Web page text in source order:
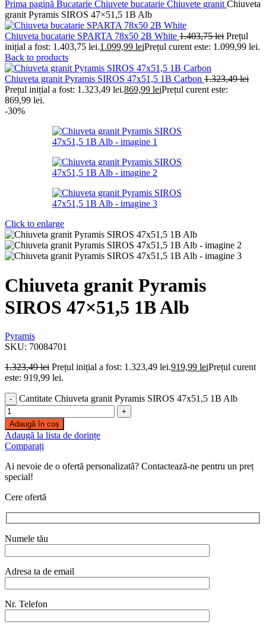
Prima pagină Bucatarie Chiuvete bucatarie Chiuvete granit Chiuveta
granit Pyramis SIROS 47×51,5 1B Alb
Chiuveta bucatarie SPARTA 78x50 2B White 1.403,75lei Prețul
inițial a fost: 1.403,75 lei.1.099,99 leiPrețul curent este: 1.099,99 lei.
Back to products
Chiuveta granit Pyramis SIROS 47x51,5 1B Carbon 1.323,49lei
Prețul inițial a fost: 1.323,49 lei.869,99 leiPrețul curent este:
869,99 lei.
-30%
Click to enlarge
Chiuveta granit Pyramis
SIROS 47×51,5 1B Alb
Pyramis
SKU: 70084701
1.323,49lei Prețul inițial a fost: 1.323,49 lei.919,99 leiPrețul curent
este: 919,99 lei.
Cantitate Chiuveta granit Pyramis SIROS 47x51,5 1B Alb
Adaugă în coș
Adaugă la lista de dorințe
Comparați
Ai nevoie de o ofertă personalizată? Contactează-ne pentru un preț
special!
Cere ofertă
Numele tău
Adresa ta de email
Nr. Telefon